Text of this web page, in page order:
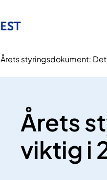
Årets styringsdokument:
Årets
viktig i